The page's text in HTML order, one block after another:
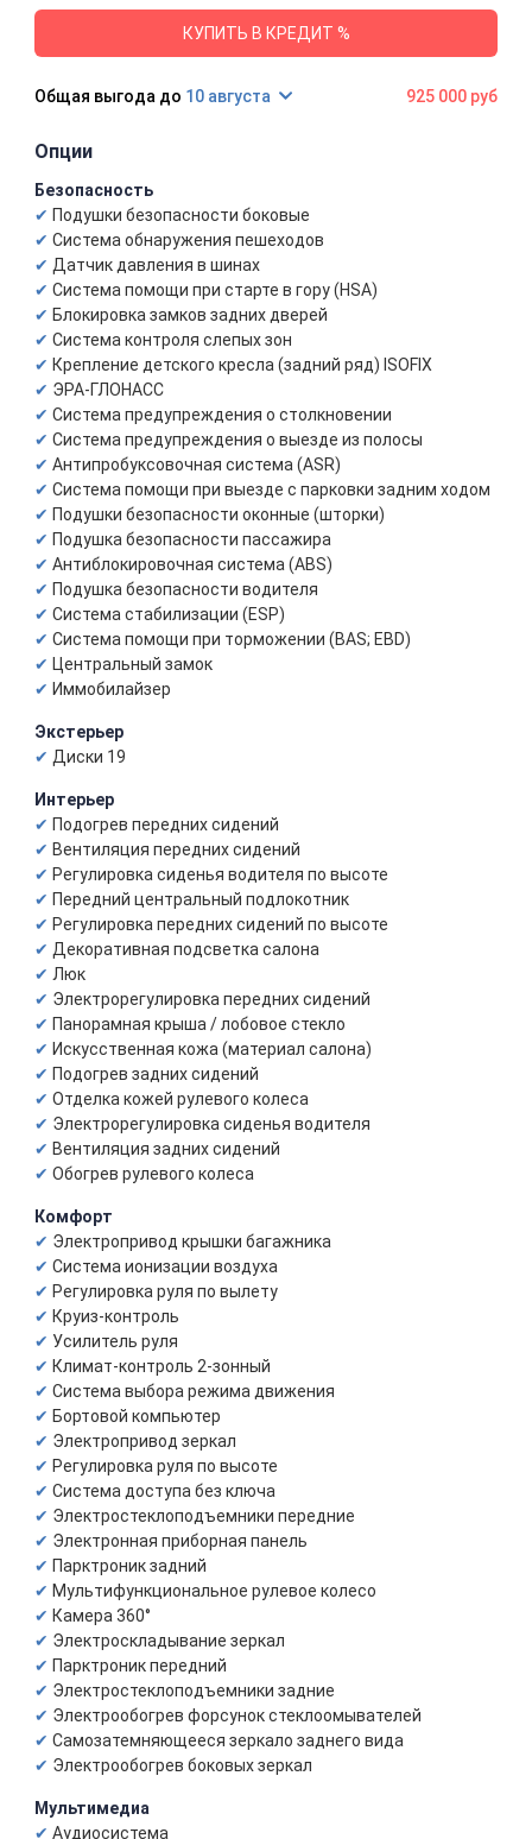
КУПИТЬ В КРЕДИТ %
10 августа 925 000 руб
Опции
Безопасность
Подушки безопасности боковые
Система обнаружения пешеходов
Датчик давления в шинах
Система помощи при старте в гору (HSA)
Блокировка замков задних дверей
Система контроля слепых зон
Крепление детского кресла (задний ряд) ISOFIX
ЭРА-ГЛОНАСС
Система предупреждения о столкновении
Система предупреждения о выезде из полосы
Антипробуксовочная система (ASR)
Система помощи при выезде с парковки задним ходом
Подушки безопасности оконные (шторки)
Подушка безопасности пассажира
Антиблокировочная система (ABS)
Подушка безопасности водителя
Система стабилизации (ESP)
Система помощи при торможении (BAS; EBD)
Центральный замок
Иммобилайзер
Экстерьер
Диски 19
Интерьер
Подогрев передних сидений
Вентиляция передних сидений
Регулировка сиденья водителя по высоте
Передний центральный подлокотник
Регулировка передних сидений по высоте
Декоративная подсветка салона
Люк
Электрорегулировка передних сидений
Панорамная крыша / лобовое стекло
Искусственная кожа (материал салона)
Подогрев задних сидений
Отделка кожей рулевого колеса
Электрорегулировка сиденья водителя
Вентиляция задних сидений
Обогрев рулевого колеса
Комфорт
Электропривод крышки багажника
Система ионизации воздуха
Регулировка руля по вылету
Круиз-контроль
Усилитель руля
Климат-контроль 2-зонный
Система выбора режима движения
Бортовой компьютер
Электропривод зеркал
Регулировка руля по высоте
Система доступа без ключа
Электростеклоподъемники передние
Электронная приборная панель
Парктроник задний
Мультифункциональное рулевое колесо
Камера 360°
Электроскладывание зеркал
Парктроник передний
Электростеклоподъемники задние
Электрообогрев форсунок стеклоомывателей
Самозатемняющееся зеркало заднего вида
Электрообогрев боковых зеркал
Мультимедиа
Аудиосистема